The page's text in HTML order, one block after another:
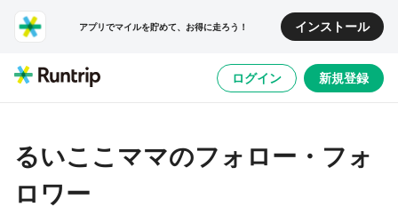
アプリでマイルを貯めて、お得に走ろう！ インストール
ログイン 新規登録
るいここママのフォロー・フォ
ロワー